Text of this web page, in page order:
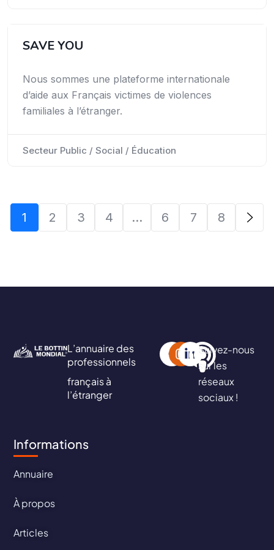
SAVE YOU
Nous sommes une plateforme internationale
d’aide aux Français victimes de violences
familiales à l’étranger.
Secteur Public / Social / Éducation
1 2 3 4 … 6 7 8
L’annuaire des
professionnels
français à
l’étranger
Suivez-nous
sur les
réseaux
sociaux !
Informations
Annuaire
À propos
Articles